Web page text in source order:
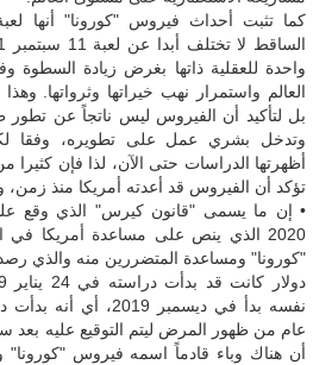
كما تثبت أحداث فيروس "كورونا" أنها
واحدة للعقلية ذاتها بغرض زيادة
العالم واستمرار نهب خيراتها وثرواتها.
بل لتأكيد أن الفيروس ليس ناتجاً عن تطور
وتدخل بشري عمل على تطويره، وفقا لكل
أظهرتها الدراسات حتى الآن، لذا فإن كثيرا
تؤكد أن الفيروس قد أعدته أمريكا منذ زمن،
2020 الذي ينص على مساعدة أمريكا
نفسه بدأ في ديسمبر
أن هناك وباء قادماً اسمه فيروس "كورونا"